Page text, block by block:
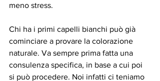
meno stress.
Chi ha i primi capelli bianchi può già
cominciare a provare la colorazione
naturale. Va sempre prima fatta una
consulenza specifica, in base a cui poi
si può procedere. Noi infatti ci teniamo